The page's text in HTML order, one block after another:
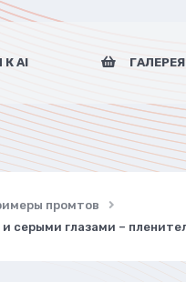
К AI ГАЛЕРЕЯ
промтов
серыми глазами –